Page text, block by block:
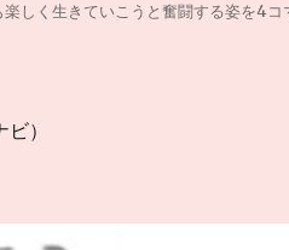
生きていこうと奮闘する姿を4コ
）